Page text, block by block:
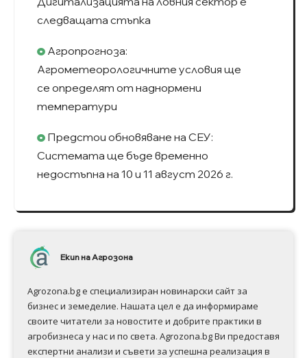
следващата стъпка
Агропрогноза:
Агрометеорологичните условия ще
се определят от наднормени
температури
Предстои обновяване на СЕУ:
Системата ще бъде временно
недостъпна на 10 и 11 август 2026 г.
Екип на Агрозона
Agrozona.bg e специализиран новинарски сайт за
бизнес и земеделие. Нашата цел е да информираме
своите читатели за новостите и добрите практики в
агробизнеса у нас и по света. Agrozona.bg Ви предоставя
експертни анализи и съвети за успешна реализация в